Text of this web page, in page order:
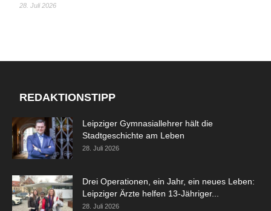
28. Juli 2026
REDAKTIONSTIPP
Leipziger Gymnasiallehrer hält die
Stadtgeschichte am Leben
28. Juli 2026
Drei Operationen, ein Jahr, ein neues Leben:
Leipziger Ärzte helfen 13-Jähriger...
28. Juli 2026